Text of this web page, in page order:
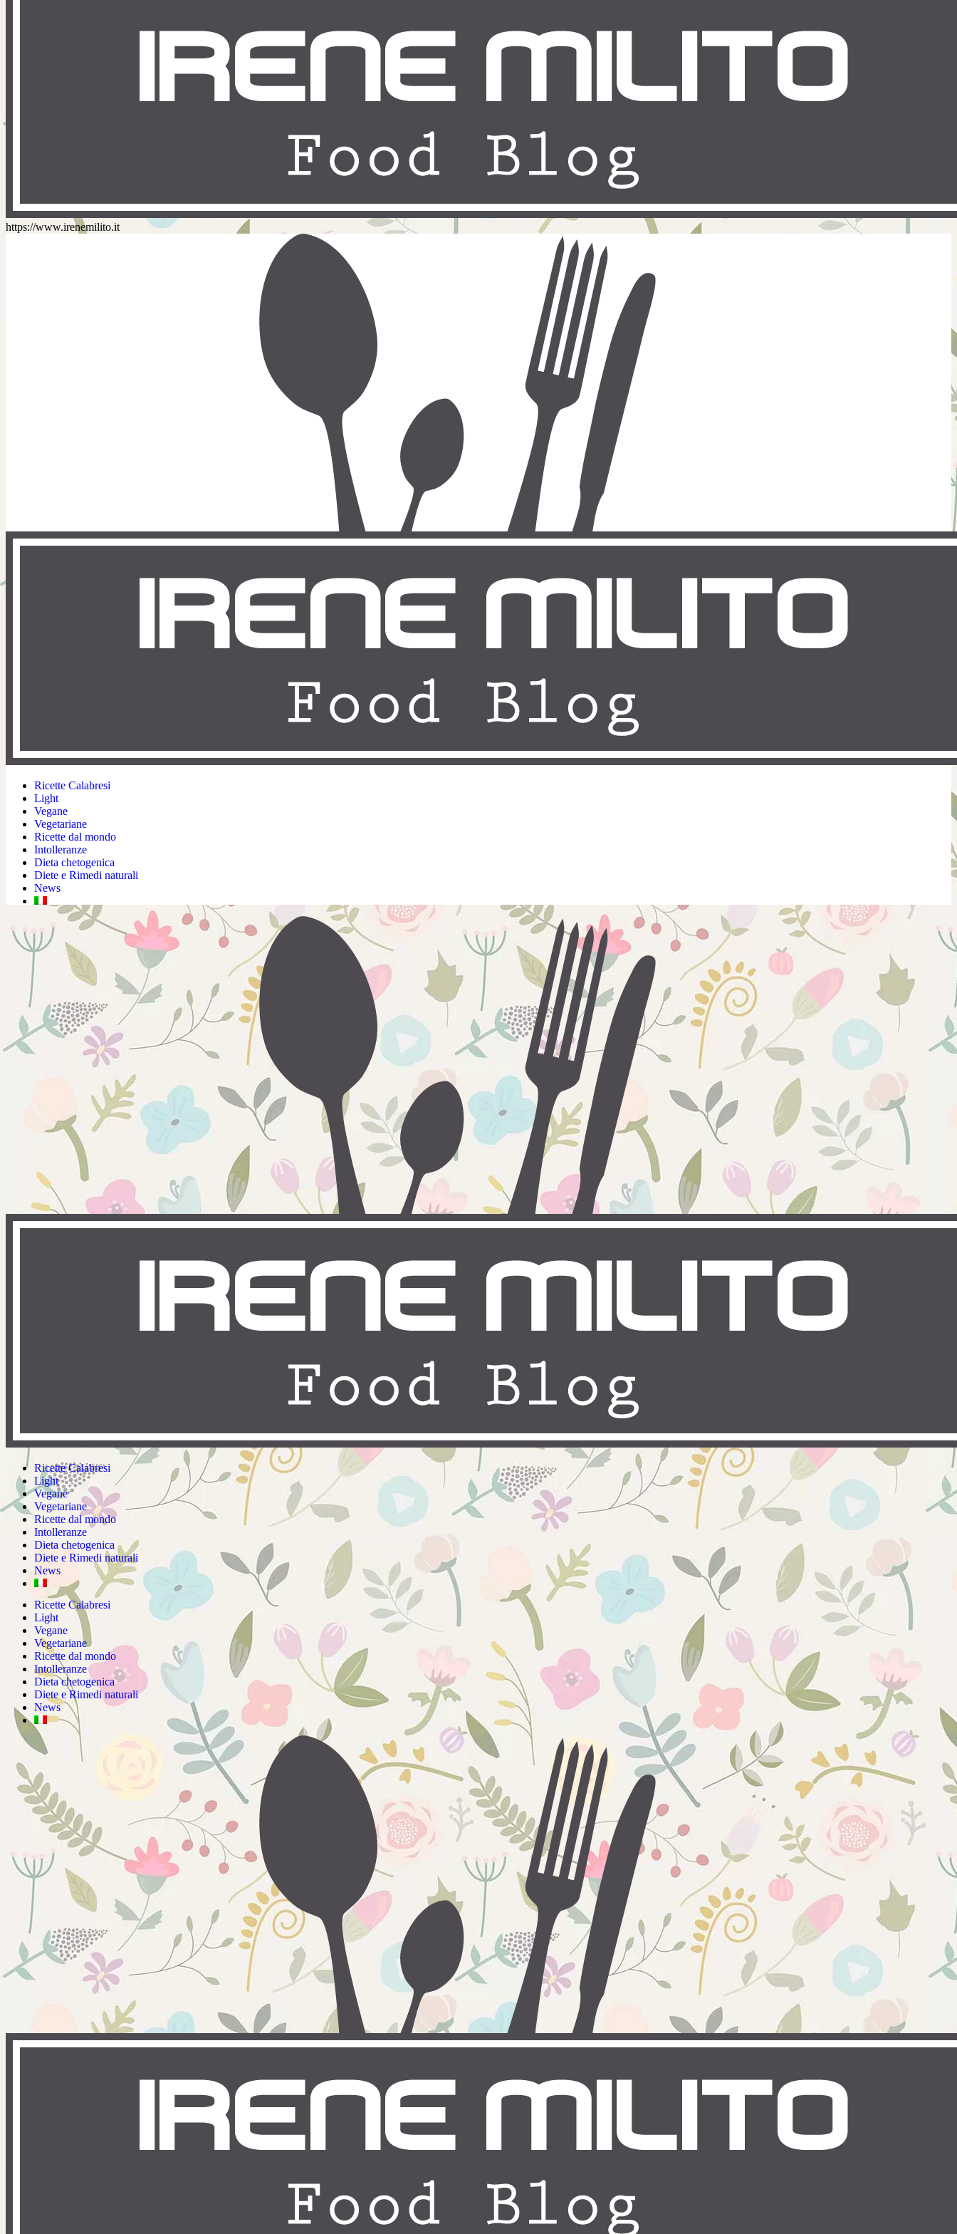
https://www.irenemilito.it
Ricette Calabresi
Light
Vegane
Vegetariane
Ricette dal mondo
Intolleranze
Dieta chetogenica
Diete e Rimedi naturali
News
Ricette Calabresi
Light
Vegane
Vegetariane
Ricette dal mondo
Intolleranze
Dieta chetogenica
Diete e Rimedi naturali
News
Ricette Calabresi
Light
Vegane
Vegetariane
Ricette dal mondo
Intolleranze
Dieta chetogenica
Diete e Rimedi naturali
News